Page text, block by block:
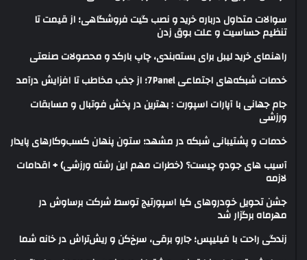
سوالات متداول درباره خرید و نصب گیت فروشگاهی؛ از قیمت تا
تنظیم حساسیت و علت بوق زدن
راهنمای خرید لیبل برای بسته‌بندی، چاپ بارکد و محصولات صنعتی
خدمات شبکه‌های اجتماعی 7Panel؛ از جذب مخاطب تا افزایش درآمد
جام جهانی با آپارات اسپورت : بهترین در پخش فوتبال و مسابقات
ورزشی
خدمات و پشتیبانی شبکه در مشهد؛ ستون پنهان کسب‌وکارهای پایدار
آسیب های جودو چیست؟ (خطرات مهم این رشته ورزشی) + اقدامات
لازمه
جشن تحویل خودروهای کیا اسپورتیج توسط شرکت برساوش در
مهرماه برگزار شد
زندگی راحت با فیلیپس؛ جارو برقی، سرخ‌کن و ریش‌تراش در خانه شما